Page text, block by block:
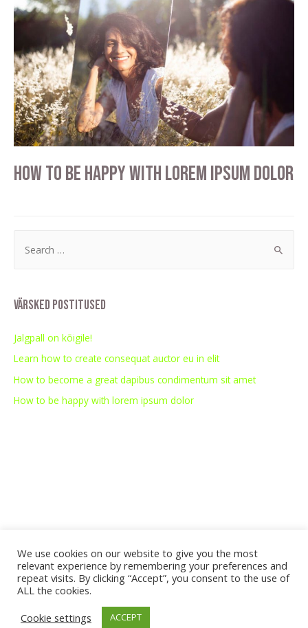
How to be happy with lorem ipsum dolor
Värsked postitused
Jalgpall on kõigile!
Learn how to create consequat auctor eu in elit
How to become a great dapibus condimentum sit amet
How to be happy with lorem ipsum dolor
Copyright © 2026 Jalgpallikool.ee
We use cookies on our website to give you the most
relevant experience by remembering your preferences and
repeat visits. By clicking “Accept”, you consent to the use of
ALL the cookies.
Cookie settings
ACCEPT